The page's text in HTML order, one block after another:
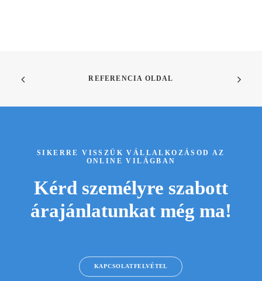
REFERENCIA OLDAL
SIKERRE VISSZÜK VÁLLALKOZÁSOD AZ
ONLINE VILÁGBAN
Kérd személyre szabott
árajánlatunkat még ma!
KAPCSOLATFELVÉTEL